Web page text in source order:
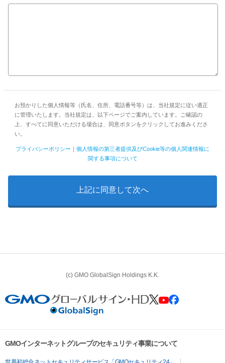
お預かりした個人情報等（氏名、住所、電話番号等）は、当社規定に従い適正
に管理いたします。当社規定は、以下ページでご案内しています。ご確認の
上、すべてに同意いただける場合は、同意ボタンをクリックしてお進みくださ
い。
プライバシーポリシー ｜ 個人情報の第三者提供及びCookie等の個人関連情報に
関する事項について
(c) GMO GlobalSign Holdings K.K.
GMOインターネットグループのセキュリティ事業について